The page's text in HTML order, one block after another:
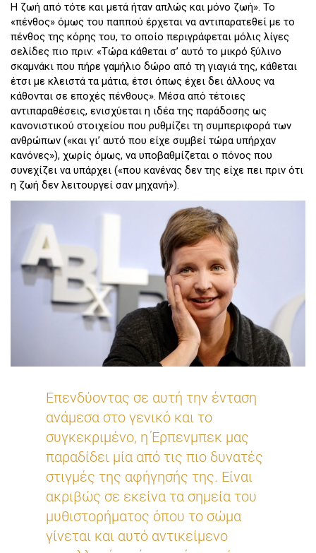
Η ζωή από τότε και μετά ήταν απλώς και μόνο ζωή». Το
«πένθος» όμως του παππού έρχεται να αντιπαρατεθεί με το
πένθος της κόρης του, το οποίο περιγράφεται μόλις λίγες
σελίδες πιο πριν: «Τώρα κάθεται σ’ αυτό το μικρό ξύλινο
σκαμνάκι που πήρε γαμήλιο δώρο από τη γιαγιά της, κάθεται
έτσι με κλειστά τα μάτια, έτσι όπως έχει δει άλλους να
κάθονται σε εποχές πένθους». Μέσα από τέτοιες
αντιπαραθέσεις, ενισχύεται η ιδέα της παράδοσης ως
κανονιστικού στοιχείου που ρυθμίζει τη συμπεριφορά των
ανθρώπων («και γι’ αυτό που είχε συμβεί τώρα υπήρχαν
κανόνες»), χωρίς όμως, να υποβαθμίζεται ο πόνος που
συνεχίζει να υπάρχει («που κανένας δεν της είχε πει πριν ότι
η ζωή δεν λειτουργεί σαν μηχανή»).
Επενδύοντας σε αυτή την ένταση
ανάμεσα στο γενικό και το
συγκεκριμένο, η Έρπενμπεκ μας
παραδίδει μία από τις πιο δυνατές
στιγμές της αφήγησής της. Είναι
ακριβώς σε εκείνα τα σημεία του
μυθιστορήματος όπου το σώμα
γίνεται και αυτό αντικείμενο